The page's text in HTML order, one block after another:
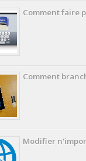
Comment faire
Comment
Modifier